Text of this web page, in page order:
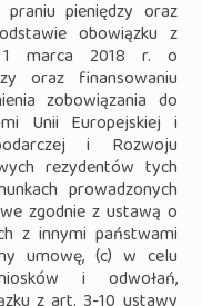
praniu pieniędzy oraz
obowiązku z
marca 2018 r. o
oraz finansowaniu
zobowiązania do
Unii Europejskiej i
i Rozwoju
rezydentów tych
prowadzonych
zgodnie z ustawą o
z innymi państwami
umowę, (c) w celu
i odwołań,